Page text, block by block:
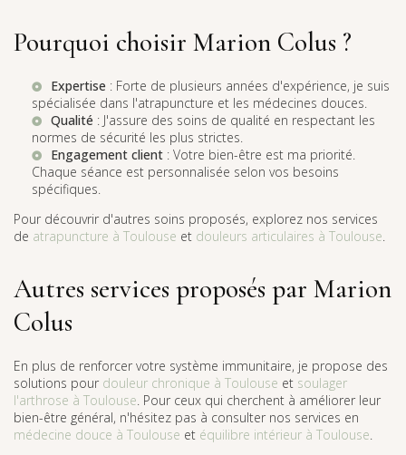
Pourquoi choisir Marion Colus ?
Expertise : Forte de plusieurs années d'expérience, je suis
spécialisée dans l'atrapuncture et les médecines douces.
Qualité : J'assure des soins de qualité en respectant les
normes de sécurité les plus strictes.
Engagement client : Votre bien-être est ma priorité.
Chaque séance est personnalisée selon vos besoins
spécifiques.
Pour découvrir d'autres soins proposés, explorez nos services
de atrapuncture à Toulouse et douleurs articulaires à Toulouse.
Autres services proposés par Marion
Colus
En plus de renforcer votre système immunitaire, je propose des
solutions pour douleur chronique à Toulouse et soulager
l'arthrose à Toulouse. Pour ceux qui cherchent à améliorer leur
bien-être général, n'hésitez pas à consulter nos services en
médecine douce à Toulouse et équilibre intérieur à Toulouse.